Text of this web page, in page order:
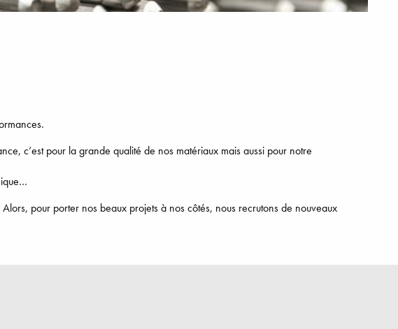
c’est pour la grande qualité de nos matériaux mais aussi pour notre
pour porter nos beaux projets à nos côtés, nous recrutons de nouveaux